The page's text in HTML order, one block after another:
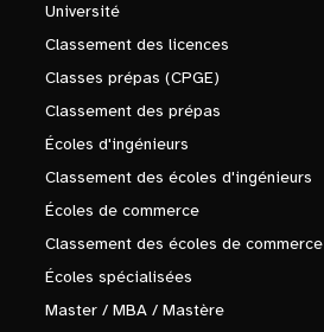
Université
Classement des licences
Classes prépas (CPGE)
Classement des prépas
Écoles d'ingénieurs
Classement des écoles d'ingénieurs
Écoles de commerce
Classement des écoles de commerce
Écoles spécialisées
Master / MBA / Mastère